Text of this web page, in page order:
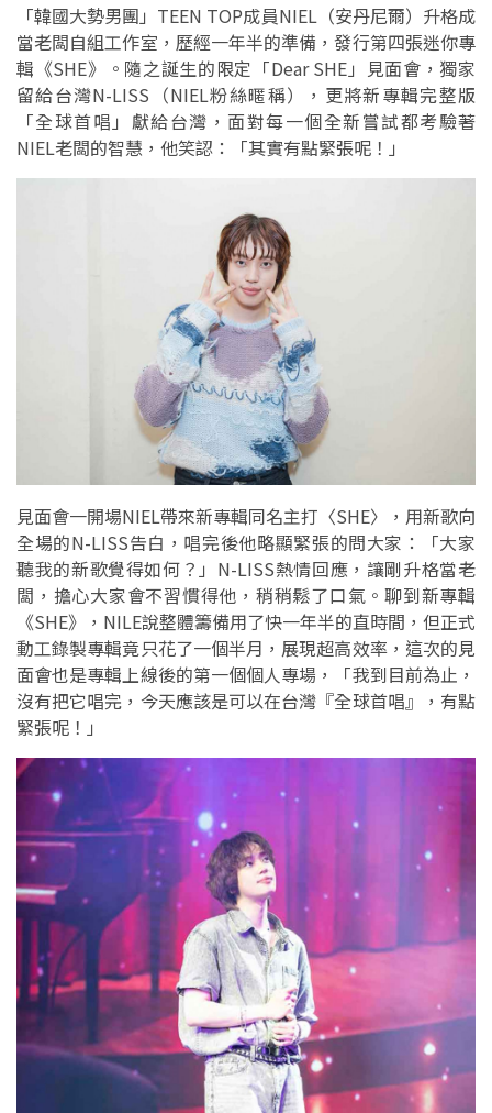
「韓國大勢男團」TEEN TOP成員NIEL（安丹尼爾）升格成
當老闆自組工作室，歷經一年半的準備，發行第四張迷你專
輯《SHE》。隨之誕生的限定「Dear SHE」見面會，獨家
留給台灣N-LISS（NIEL粉絲暱稱），更將新專輯完整版
「全球首唱」獻給台灣，面對每一個全新嘗試都考驗著
NIEL老闆的智慧，他笑認：「其實有點緊張呢！」
見面會一開場NIEL帶來新專輯同名主打〈SHE〉，用新歌向
全場的N-LISS告白，唱完後他略顯緊張的問大家：「大家
聽我的新歌覺得如何？」N-LISS熱情回應，讓剛升格當老
闆，擔心大家會不習慣得他，稍稍鬆了口氣。聊到新專輯
《SHE》，NILE說整體籌備用了快一年半的直時間，但正式
動工錄製專輯竟只花了一個半月，展現超高效率，這次的見
面會也是專輯上線後的第一個個人專場，「我到目前為止，
沒有把它唱完，今天應該是可以在台灣『全球首唱』，有點
緊張呢！」